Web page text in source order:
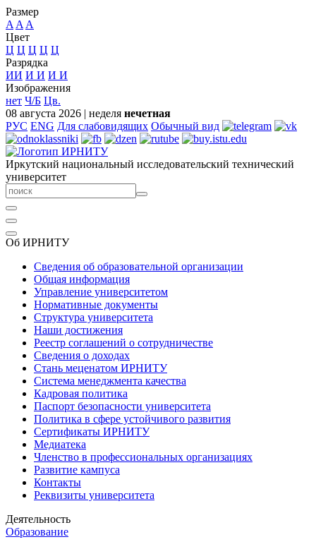
Размер
A A A
Цвет
Ц Ц Ц Ц Ц
Разрядка
ИИ И И И И
Изображения
нет Ч/Б Цв.
08 августа 2026 | неделя нечетная
РУС ENG Для слабовидящих Обычный вид
Иркутский национальный исследовательский технический
университет
Об ИРНИТУ
Сведения об образовательной организации
Общая информация
Управление университетом
Нормативные документы
Структура университета
Наши достижения
Реестр соглашений о сотрудничестве
Сведения о доходах
Стань меценатом ИРНИТУ
Система менеджмента качества
Кадровая политика
Паспорт безопасности университета
Политика в сфере устойчивого развития
Сертификаты ИРНИТУ
Медиатека
Членство в профессиональных организациях
Развитие кампуса
Контакты
Реквизиты университета
Деятельность
Образование